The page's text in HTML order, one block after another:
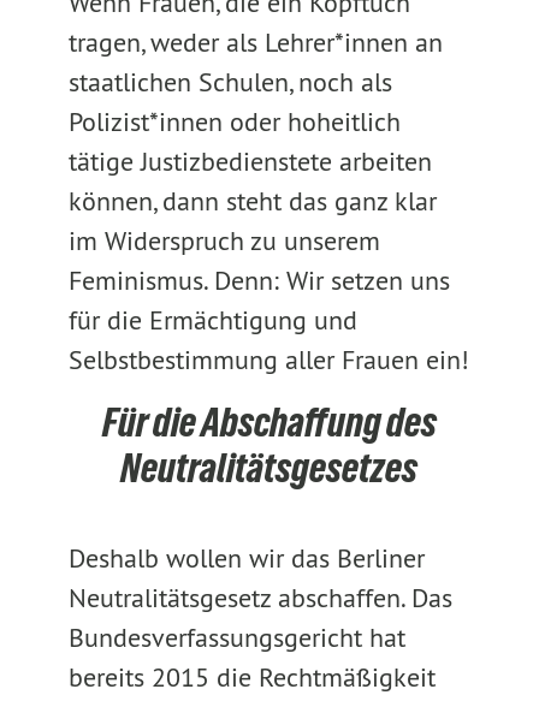
tragen, weder als Lehrer*innen an
staatlichen Schulen, noch als
Polizist*innen oder hoheitlich
tätige Justizbedienstete arbeiten
können, dann steht das ganz klar
im Widerspruch zu unserem
Feminismus. Denn: Wir setzen uns
für die Ermächtigung und
Selbstbestimmung aller Frauen ein!
Für die Abschaffung des
Neutralitätsgesetzes
Deshalb wollen wir das Berliner
Neutralitätsgesetz abschaffen. Das
Bundesverfassungsgericht hat
bereits 2015 die Rechtmäßigkeit